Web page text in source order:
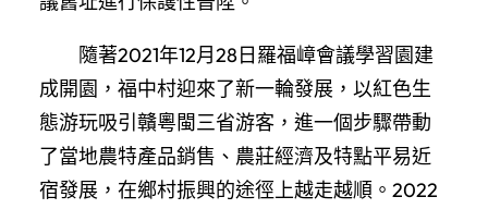
隨著2021年12月28日羅福嶂會議學習園建
成開園，福中村迎來了新一輪發展，以紅色生
態游玩吸引贛粵閩三省游客，進一個步驟帶動
了當地農特產品銷售、農莊經濟及特點平易近
宿發展，在鄉村振興的途徑上越走越順。2022